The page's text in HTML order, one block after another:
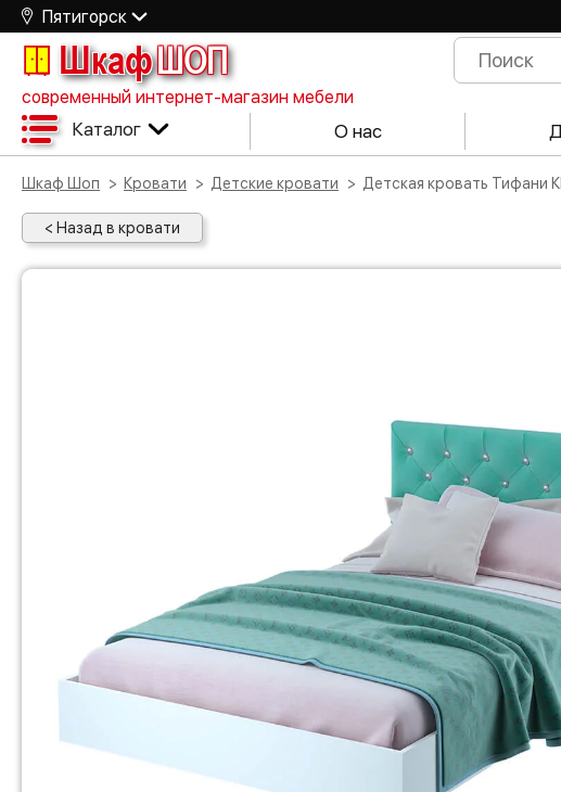
Пятигорск
ШкафШОП
современный интернет-магазин мебели
Каталог О нас
Шкаф Шоп Кровати Детские кровати Детская кровать Тифани
< Назад в кровати